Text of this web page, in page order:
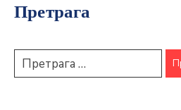
Претрага